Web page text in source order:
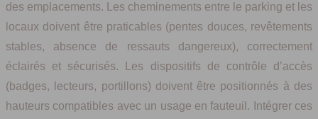
des emplacements. Les cheminements entre le parking et les
locaux doivent être praticables (pentes douces, revêtements
stables, absence de ressauts dangereux), correctement
éclairés et sécurisés. Les dispositifs de contrôle d’accès
(badges, lecteurs, portillons) doivent être positionnés à des
hauteurs compatibles avec un usage en fauteuil. Intégrer ces